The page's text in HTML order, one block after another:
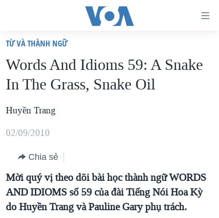
truy
cập
Tới
dung
chính
hướng
chính
Đi
VIỆT NAM
HOA KỲ
BIỂN ĐÔNG
DIỄN ĐÀN
MỤC
TỰ DO BÁO CHÍ
VẠCH TRẦN TIN GIẢ
CHUYÊN ĐỀ
CHIẾN TRANH THƯƠNG MẠI CỦA MỸ: QUÁ KHỨ VÀ HIỆN
HỌC TIẾNG ANH
TỪ VÀ THÀNH NGỮ
Words And Idioms 59: A Snake
In The Grass, Snake Oil
Huyền Trang
02/09/2010
Chia sẻ
Mời quý vị theo dõi bài học thành ngữ WORDS
AND IDIOMS số 59 của đài Tiếng Nói Hoa Kỳ
do Huyền Trang và Pauline Gary phụ trách.